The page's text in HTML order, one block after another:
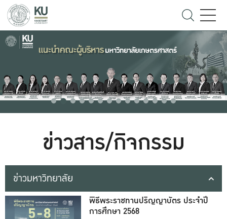
ข่าวสาร/กิจกรรม
ข่าวมหาวิทยาลัย
พิธีพระราชทานปริญญาบัตร ประจำปี
การศึกษา 2568